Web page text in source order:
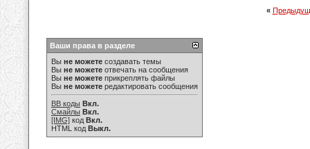
«
Ваши права в разделе
Вы не можете создавать темы
Вы не можете отвечать на сообщения
Вы не можете прикреплять файлы
Вы не можете редактировать сообщения
BB коды Вкл.
Смайлы Вкл.
[IMG] код Вкл.
HTML код Выкл.